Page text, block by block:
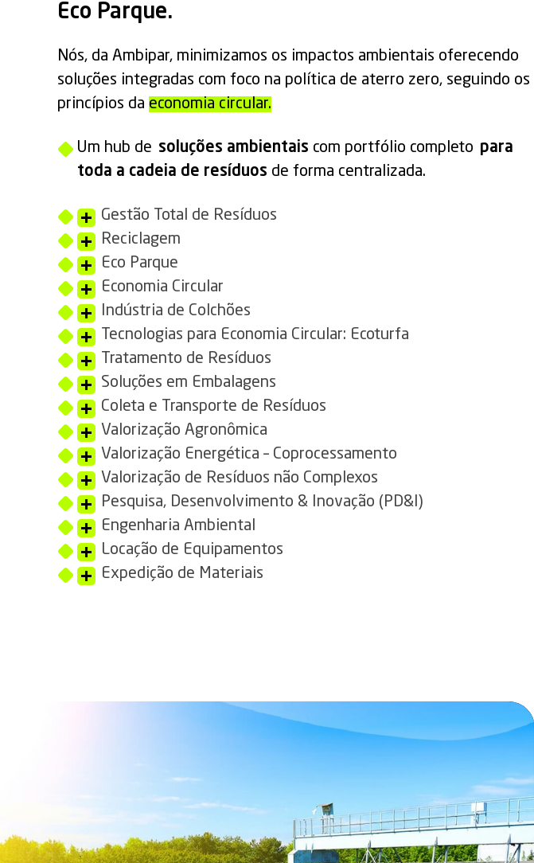
Eco Parque.
Nós, da Ambipar, minimizamos os impactos ambientais oferecendo
soluções integradas com foco na política de aterro zero, seguindo os
princípios da economia circular.
Um hub de soluções ambientais com portfólio completo para
toda a cadeia de resíduos de forma centralizada.
Gestão Total de Resíduos
Reciclagem
Eco Parque
Economia Circular
Indústria de Colchões
Tecnologias para Economia Circular: Ecoturfa
Tratamento de Resíduos
Soluções em Embalagens
Coleta e Transporte de Resíduos
Valorização Agronômica
Valorização Energética – Coprocessamento
Valorização de Resíduos não Complexos
Pesquisa, Desenvolvimento & Inovação (PD&I)
Engenharia Ambiental
Locação de Equipamentos
Expedição de Materiais